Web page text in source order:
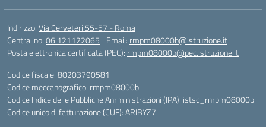
Indirizzo:Via Cerveteri 55-57 - Roma
Centralino:06 121122065 Email: rmpm08000b@istruzione.it
Posta elettronica certificata (PEC): rmpm08000b@pec.istruzione.it
Codice fiscale: 80203790581
Codice meccanografico: rmpm08000b
Codice Indice delle Pubbliche Amministrazioni (IPA): istsc_rmpm08000b
Codice unico di fatturazione (CUF): ARIBYZ7